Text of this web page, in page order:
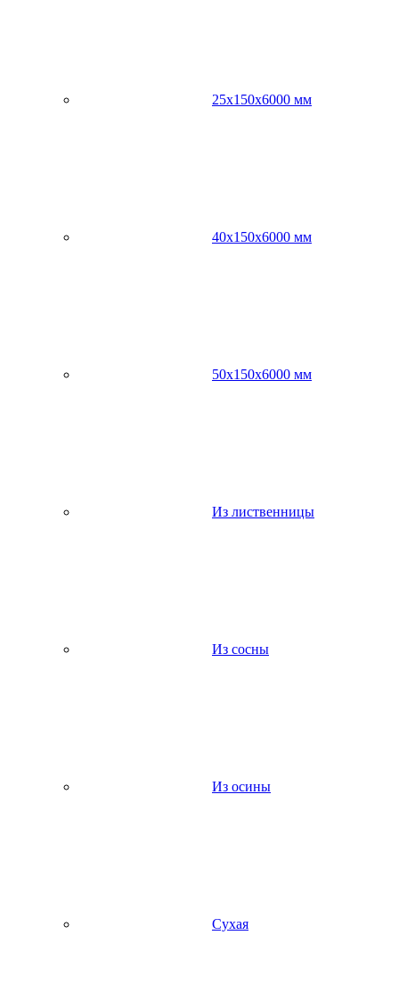
25х150х6000 мм
40х150х6000 мм
50х150х6000 мм
Из лиственницы
Из сосны
Из осины
Сухая